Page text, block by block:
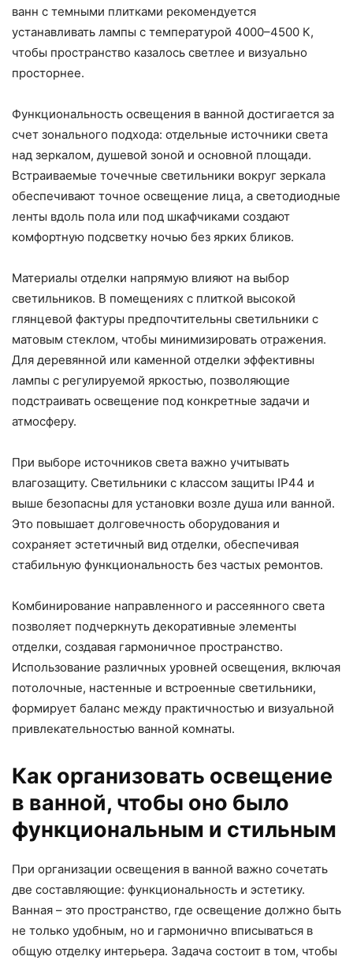
ванн с темными плитками рекомендуется
устанавливать лампы с температурой 4000–4500 К,
чтобы пространство казалось светлее и визуально
просторнее.
Функциональность освещения в ванной достигается за
счет зонального подхода: отдельные источники света
над зеркалом, душевой зоной и основной площади.
Встраиваемые точечные светильники вокруг зеркала
обеспечивают точное освещение лица, а светодиодные
ленты вдоль пола или под шкафчиками создают
комфортную подсветку ночью без ярких бликов.
Материалы отделки напрямую влияют на выбор
светильников. В помещениях с плиткой высокой
глянцевой фактуры предпочтительны светильники с
матовым стеклом, чтобы минимизировать отражения.
Для деревянной или каменной отделки эффективны
лампы с регулируемой яркостью, позволяющие
подстраивать освещение под конкретные задачи и
атмосферу.
При выборе источников света важно учитывать
влагозащиту. Светильники с классом защиты IP44 и
выше безопасны для установки возле душа или ванной.
Это повышает долговечность оборудования и
сохраняет эстетичный вид отделки, обеспечивая
стабильную функциональность без частых ремонтов.
Комбинирование направленного и рассеянного света
позволяет подчеркнуть декоративные элементы
отделки, создавая гармоничное пространство.
Использование различных уровней освещения, включая
потолочные, настенные и встроенные светильники,
формирует баланс между практичностью и визуальной
привлекательностью ванной комнаты.
Как организовать освещение
в ванной, чтобы оно было
функциональным и стильным
При организации освещения в ванной важно сочетать
две составляющие: функциональность и эстетику.
Ванная – это пространство, где освещение должно быть
не только удобным, но и гармонично вписываться в
общую отделку интерьера. Задача состоит в том, чтобы